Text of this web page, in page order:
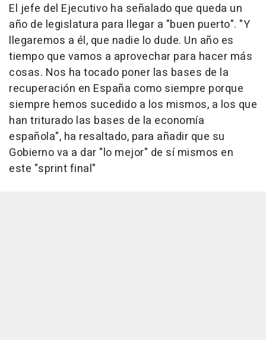
El jefe del Ejecutivo ha señalado que queda un
año de legislatura para llegar a "buen puerto". "Y
llegaremos a él, que nadie lo dude. Un año es
tiempo que vamos a aprovechar para hacer más
cosas. Nos ha tocado poner las bases de la
recuperación en España como siempre porque
siempre hemos sucedido a los mismos, a los que
han triturado las bases de la economía
española", ha resaltado, para añadir que su
Gobierno va a dar "lo mejor" de sí mismos en
este "sprint final"